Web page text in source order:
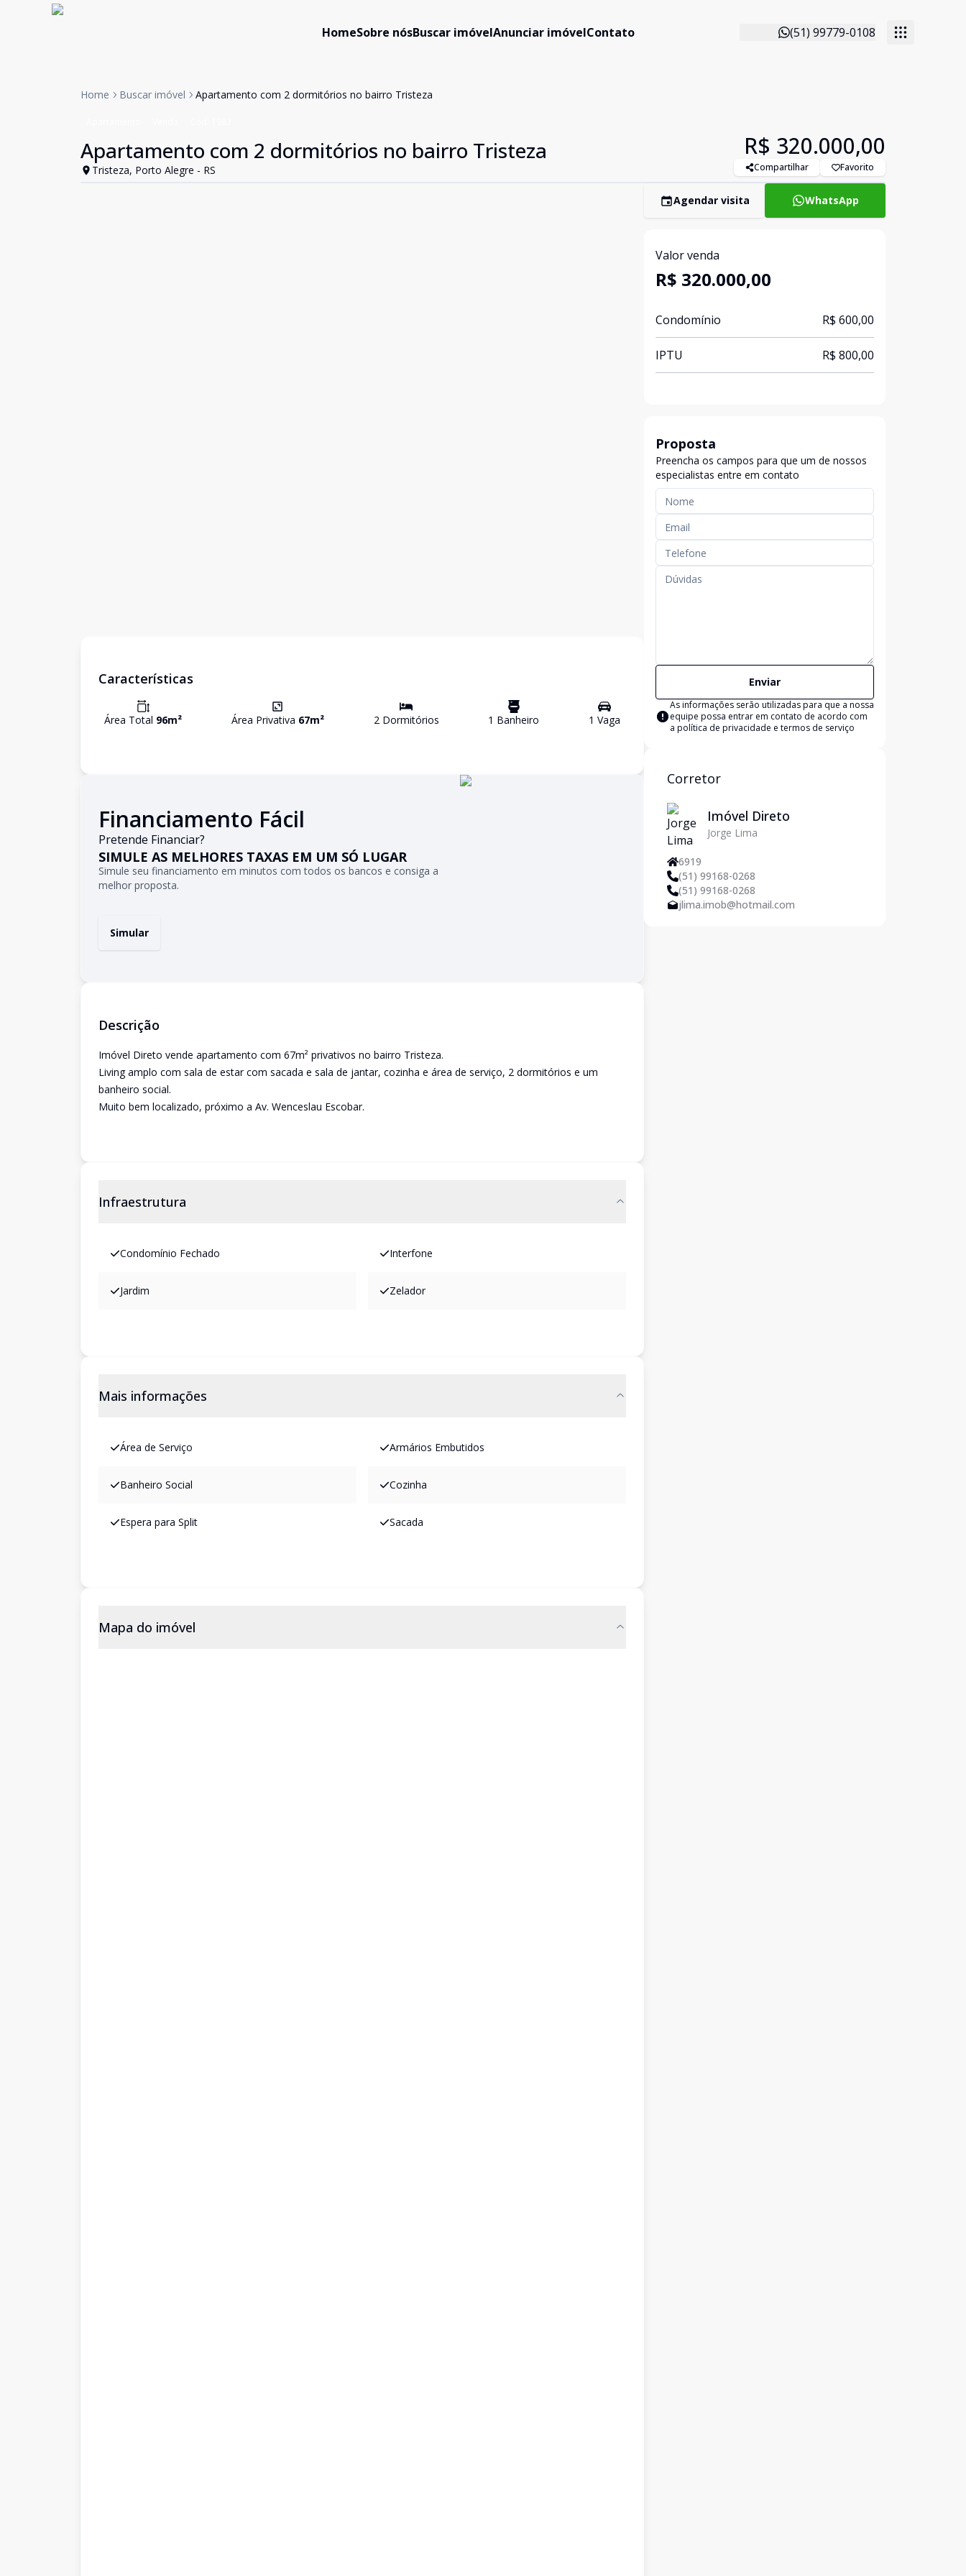
HomeSobre nósBuscar imóvelAnunciar imóvelContato (51) 99779-0108
Home Buscar imóvel Apartamento com 2 dormitórios no bairro Tristeza
Apartamento com 2 dormitórios no bairro Tristeza
Tristeza, Porto Alegre - RS
R$ 320.000,00
Compartilhar Favorito
Características
Área Total 96m² Área Privativa 67m² 2Dormitórios 1 Banheiro 1 Vaga
Financiamento Fácil
Pretende Financiar?
SIMULE AS MELHORES TAXAS EM UM SÓ LUGAR
Simule seu financiamento em minutos com todos os bancos e consiga a
melhor proposta.
Simular
Descrição
Imóvel Direto vende apartamento com 67m² privativos no bairro Tristeza.
Living amplo com sala de estar com sacada e sala de jantar, cozinha e área de serviço, 2 dormitórios e um
banheiro social.
Muito bem localizado, próximo a Av. Wenceslau Escobar.
Infraestrutura
Condomínio Fechado Interfone
Jardim Zelador
Mais informações
Área de Serviço Armários Embutidos
Banheiro Social Cozinha
Espera para Split Sacada
Mapa do imóvel
Agendar visita WhatsApp
Valor venda
R$ 320.000,00
Condomínio R$ 600,00
IPTU R$ 800,00
Proposta
Preencha os campos para que um de nossos
especialistas entre em contato
Enviar
As informações serão utilizadas para que a nossa
equipe possa entrar em contato de acordo com
a política de privacidade e termos de serviço
Corretor
Imóvel Direto
Jorge Lima
6919
(51) 99168-0268
(51) 99168-0268
jlima.imob@hotmail.com